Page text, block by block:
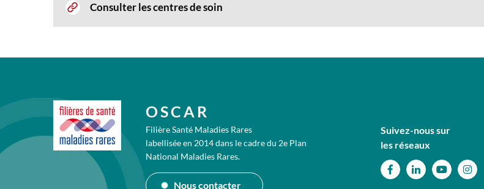
Consulter les centres de soin
OSCAR
Filière Santé Maladies Rares
labellisée en 2014 dans le cadre du 2e Plan
National Maladies Rares.
Nous contacter
Suivez-nous sur
les réseaux